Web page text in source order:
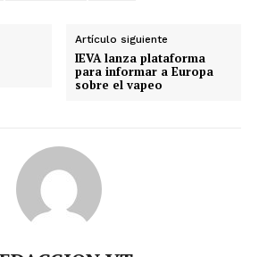
Artículo siguiente
IEVA lanza plataforma
para informar a Europa
sobre el vapeo